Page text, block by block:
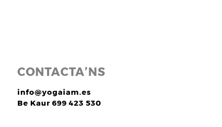
CONTACTA’NS
info@yogaiam.es
Be Kaur 699 423 530